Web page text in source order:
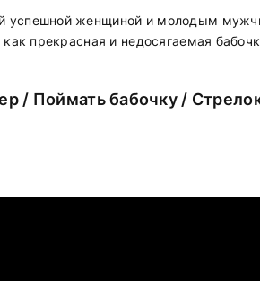
успешной женщиной и молодым
прекрасная и недосягаемая
/ Поймать бабочку /